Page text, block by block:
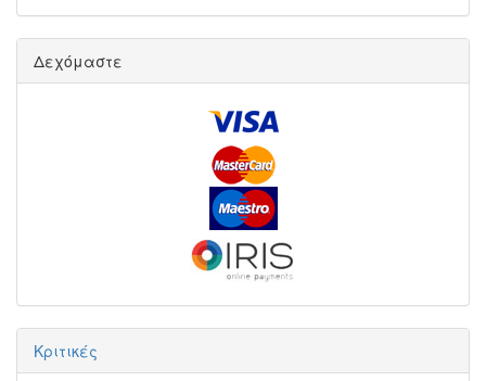
Δεχόμαστε
Κριτικές